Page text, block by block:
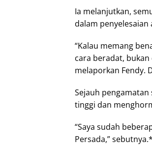
Ia melanjutkan,
dalam
“Kalau memang
cara beradat, bukan
melaporkan Fendy.
Sejauh pengamatan
tinggi dan
“Saya sudah
Persada,”